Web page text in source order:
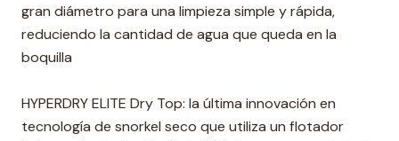
gran diámetro para una limpieza simple y rápida,
reduciendo la cantidad de agua que queda en la
boquilla
HYPERDRY ELITE Dry Top: la última innovación en
tecnología de snorkel seco que utiliza un flotador